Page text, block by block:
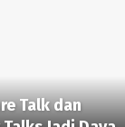
Talk dan